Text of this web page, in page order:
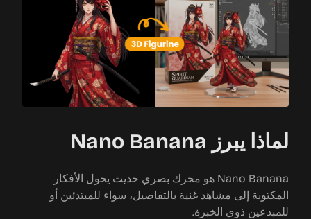
لماذا يبرز Nano Banana
Nano Banana هو محرك بصري حديث يحول الأفكار
المكتوبة إلى مشاهد غنية بالتفاصيل، سواء للمبتدئين أو
للمبدعين ذوي الخبرة.